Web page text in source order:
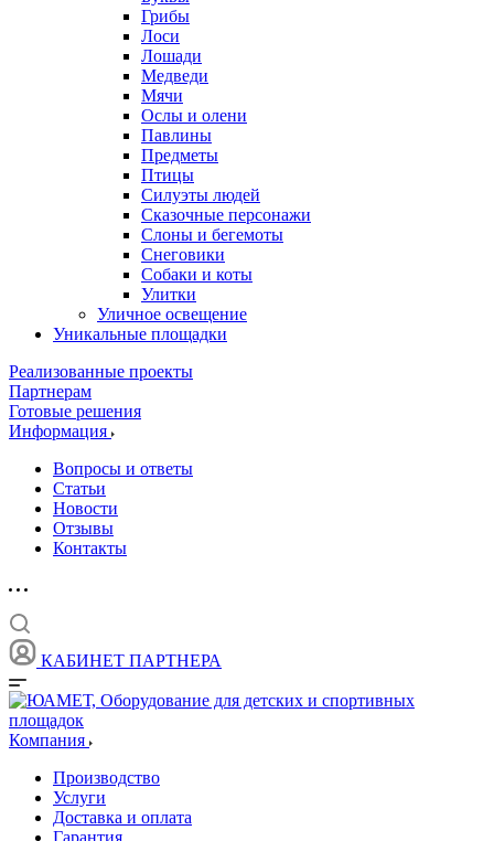
Грибы
Лоси
Лошади
Медведи
Мячи
Ослы и олени
Павлины
Предметы
Птицы
Силуэты людей
Сказочные персонажи
Слоны и бегемоты
Снеговики
Собаки и коты
Улитки
Уличное освещение
Уникальные площадки
Реализованные проекты
Партнерам
Готовые решения
Информация
Вопросы и ответы
Статьи
Новости
Отзывы
Контакты
КАБИНЕТ ПАРТНЕРА
Компания
Производство
Услуги
Доставка и оплата
Гарантия